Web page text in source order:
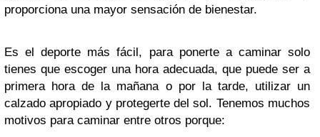
proporciona una mayor sensación de bienestar.
Es el deporte más fácil, para ponerte a caminar solo
tienes que escoger una hora adecuada, que puede ser a
primera hora de la mañana o por la tarde, utilizar un
calzado apropiado y protegerte del sol. Tenemos muchos
motivos para caminar entre otros porque: